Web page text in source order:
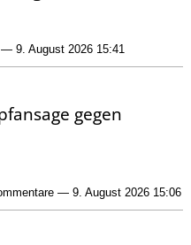
— 9. August 2026 15:41
gegen
— 9. August 2026 15:06